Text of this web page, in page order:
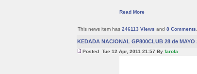
Read More
This news item has 246113 Views and 8 Comments
KEDADA NACIONAL GP800CLUB 28 de MAYO
Posted Tue 12 Apr, 2011 21:57 By farola